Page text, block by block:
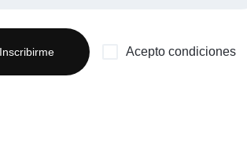
Acepto condiciones